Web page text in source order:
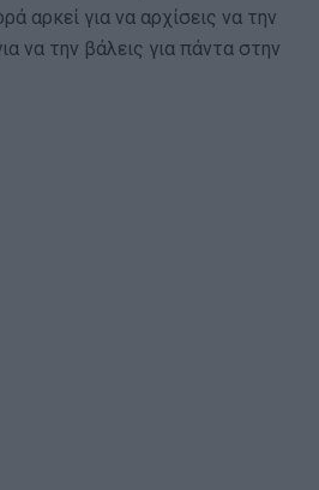
αρκεί για να αρχίσεις να την
να την βάλεις για πάντα στην